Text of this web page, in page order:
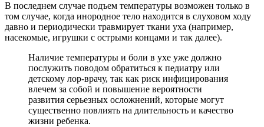
В последнем случае подъем температуры возможен только в
том случае, когда инородное тело находится в слуховом ходу
давно и периодически травмирует ткани уха (например,
насекомые, игрушки с острыми концами и так далее).
Наличие температуры и боли в ухе уже должно
послужить поводом обратиться к педиатру или
детскому лор-врачу, так как риск инфицирования
влечем за собой и повышение вероятности
развития серьезных осложнений, которые могут
существенно повлиять на длительность и качество
жизни ребенка.